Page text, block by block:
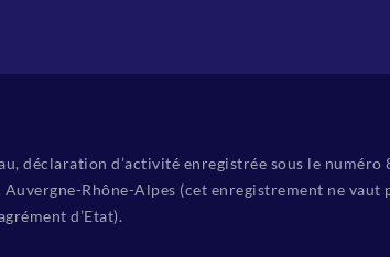
déclaration d’activité enregistrée sous le numéro
Rhône-Alpes (cet enregistrement ne vaut
d’Etat).